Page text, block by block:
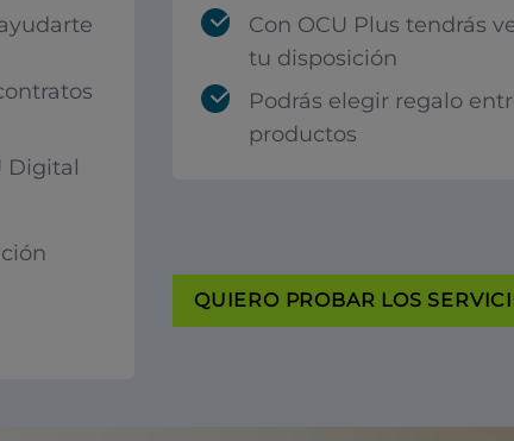
Digital
Con OCU Plus tendrás
tu disposición
Podrás elegir regalo
productos
QUIERO PROBAR LOS